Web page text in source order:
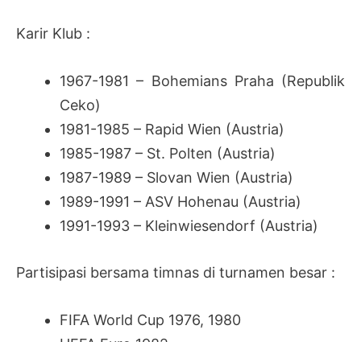
Karir Klub :
1967-1981 – Bohemians Praha (Republik
Ceko)
1981-1985 – Rapid Wien (Austria)
1985-1987 – St. Polten (Austria)
1987-1989 – Slovan Wien (Austria)
1989-1991 – ASV Hohenau (Austria)
1991-1993 – Kleinwiesendorf (Austria)
Partisipasi bersama timnas di turnamen besar :
FIFA World Cup 1976, 1980